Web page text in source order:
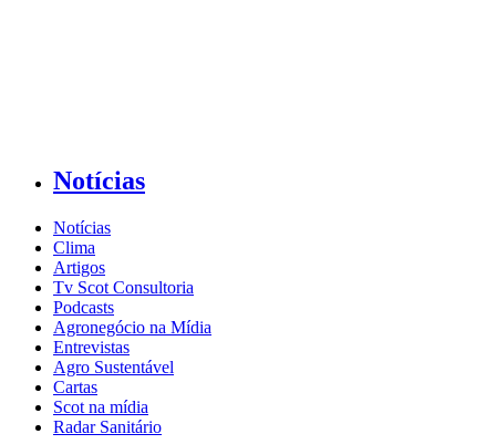
Notícias
Notícias
Clima
Artigos
Tv Scot Consultoria
Podcasts
Agronegócio na Mídia
Entrevistas
Agro Sustentável
Cartas
Scot na mídia
Radar Sanitário